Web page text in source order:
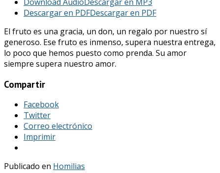
Descargar en PDFDescargar en PDF
El fruto es una gracia, un don, un regalo por nuestro sí
generoso. Ese fruto es inmenso, supera nuestra entrega,
lo poco que hemos puesto como prenda. Su amor
siempre supera nuestro amor.
Compartir
Facebook
Twitter
Correo electrónico
Imprimir
Publicado en Homilias